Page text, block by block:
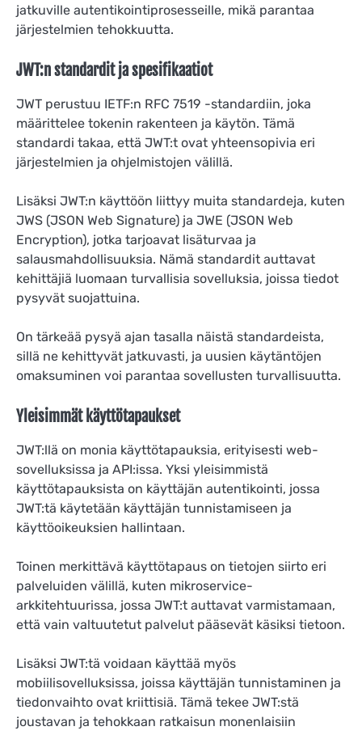
jatkuville autentikointiprosesseille, mikä parantaa
järjestelmien tehokkuutta.
JWT:n standardit ja spesifikaatiot
JWT perustuu IETF:n RFC 7519 -standardiin, joka
määrittelee tokenin rakenteen ja käytön. Tämä
standardi takaa, että JWT:t ovat yhteensopivia eri
järjestelmien ja ohjelmistojen välillä.
Lisäksi JWT:n käyttöön liittyy muita standardeja, kuten
JWS (JSON Web Signature) ja JWE (JSON Web
Encryption), jotka tarjoavat lisäturvaa ja
salausmahdollisuuksia. Nämä standardit auttavat
kehittäjiä luomaan turvallisia sovelluksia, joissa tiedot
pysyvät suojattuina.
On tärkeää pysyä ajan tasalla näistä standardeista,
sillä ne kehittyvät jatkuvasti, ja uusien käytäntöjen
omaksuminen voi parantaa sovellusten turvallisuutta.
Yleisimmät käyttötapaukset
JWT:llä on monia käyttötapauksia, erityisesti web-
sovelluksissa ja API:issa. Yksi yleisimmistä
käyttötapauksista on käyttäjän autentikointi, jossa
JWT:tä käytetään käyttäjän tunnistamiseen ja
käyttöoikeuksien hallintaan.
Toinen merkittävä käyttötapaus on tietojen siirto eri
palveluiden välillä, kuten mikroservice-
arkkitehtuurissa, jossa JWT:t auttavat varmistamaan,
että vain valtuutetut palvelut pääsevät käsiksi tietoon.
Lisäksi JWT:tä voidaan käyttää myös
mobiilisovelluksissa, joissa käyttäjän tunnistaminen ja
tiedonvaihto ovat kriittisiä. Tämä tekee JWT:stä
joustavan ja tehokkaan ratkaisun monenlaisiin